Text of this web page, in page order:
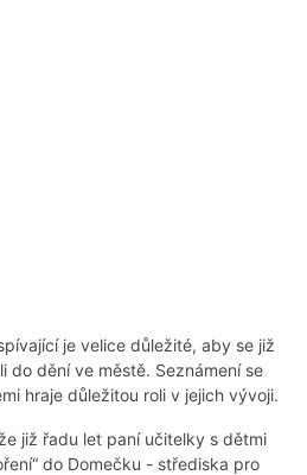
je velice důležité, aby se již
do dění ve městě. Seznámení se
hraje důležitou roli v jejich vývoji.
již řadu let paní učitelky s dětmi
do Domečku - střediska pro